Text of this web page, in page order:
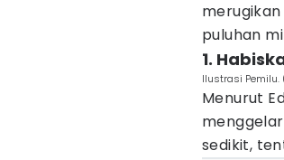
puluhan
1.
Ilustrasi
Menurut
sedikit,